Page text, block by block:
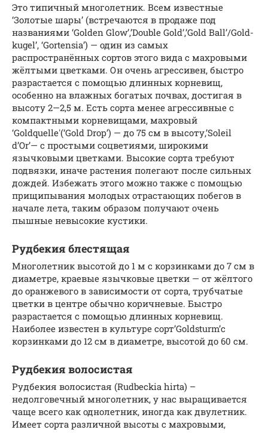
Это типичный многолетник. Всем известные
‘Золотые шары’ (встречаются в продаже под
названиями ‘Golden Glow’,’Double Gold’,’Gold Ball’/Gold-
kugel’, ‘Gortensia’) — один из самых
распространённых сортов этого вида с махровыми
жёлтыми цветками. Он очень агрессивен, быстро
разрастается с помощью длинных корневищ,
особенно на влажных богатых почвах, достигая в
высоту 2—2,5 м. Есть сорта менее агрессивные с
компактными корневищами, махровый
‘Goldquelle'(‘Gold Drop’) — до 75 см в высоту,’Soleil
d’Or’— с простыми соцветиями, широкими
язычковыми цветками. Высокие сорта требуют
подвязки, иначе растения полегают после сильных
дождей. Избежать этого можно также с помощью
прищипывания молодых отрастающих побегов в
начале лета, таким образом получают очень
пышные невысокие кустики.
Рудбекия блестящая
Многолетник высотой до 1 м с корзинками до 7 см в
диаметре, краевые язычковые цветки — от жёлтого
до оранжевого в зависимости от сорта, трубчатые
цветки в центре обычно коричневые. Быстро
разрастается с помощью длинных корневищ.
Наиболее известен в культуре сорт’Goldsturm’с
корзинками до 12 см в диаметре, высотой до 60 см.
Рудбекия волосистая
Рудбекия волосистая (Rudbeckia hirta) –
недолговечный многолетник, у нас выращивается
чаще всего как однолетник, иногда как двулетник.
Имеет сорта различной высоты с махровыми,